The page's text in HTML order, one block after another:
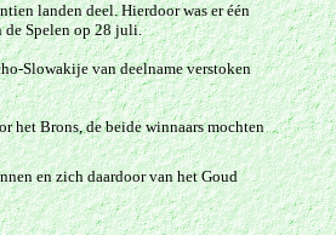
landen deel. Hierdoor was er één
de Spelen op 28 juli.
Slowakije van deelname verstoken
het Brons, de beide winnaars mochten
en zich daardoor van het Goud